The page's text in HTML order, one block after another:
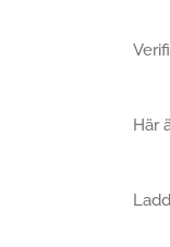
Här